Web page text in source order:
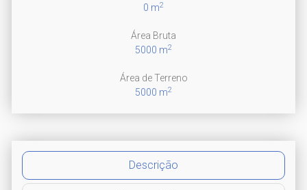
0 m2
Área Bruta
5000 m2
Área de Terreno
5000 m2
Descrição